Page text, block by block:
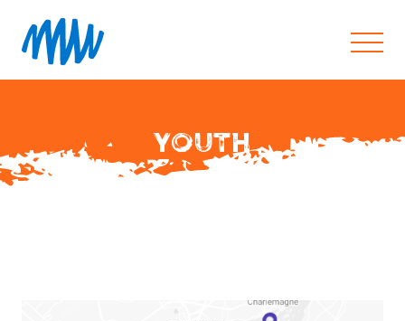
YOUTH